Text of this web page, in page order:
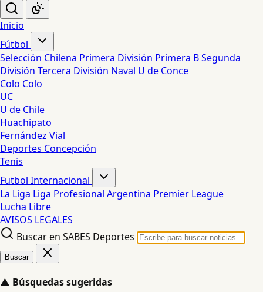
Inicio
Fútbol
Selección Chilena Primera División Primera BSegunda
División Tercera División Naval U de Conce
Colo Colo
UC
U de Chile
Huachipato
Fernández Vial
Deportes Concepción
Tenis
Futbol Internacional
La Liga Liga Profesional Argentina Premier League
Lucha Libre
AVISOS LEGALES
Buscar en SABES Deportes
Buscar
▲ Búsquedas sugeridas